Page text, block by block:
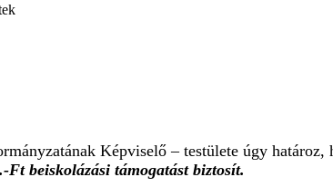
Képviselő – testülete úgy határoz,
Ft beiskolázási támogatást biztosít.